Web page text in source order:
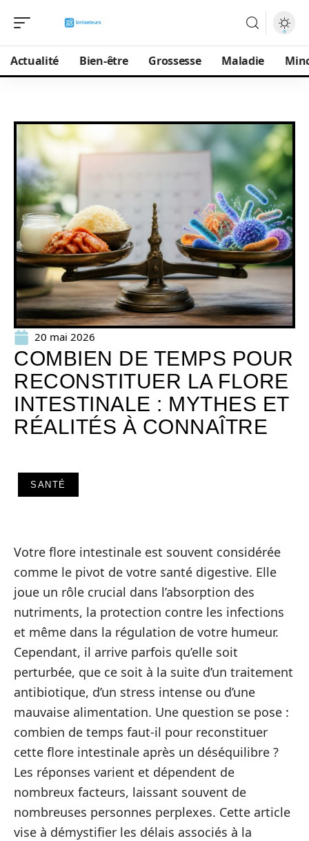
Actualité Bien-être Grossesse Maladie
20 mai 2026
COMBIEN DE TEMPS POUR
RECONSTITUER LA FLORE
INTESTINALE : MYTHES ET
RÉALITÉS À CONNAÎTRE
SANTÉ
Votre flore intestinale est souvent considérée
comme le pivot de votre santé digestive. Elle
joue un rôle crucial dans l’absorption des
nutriments, la protection contre les infections
et même dans la régulation de votre humeur.
Cependant, il arrive parfois qu’elle soit
perturbée, que ce soit à la suite d’un traitement
antibiotique, d’un stress intense ou d’une
mauvaise alimentation. Une question se pose :
combien de temps faut-il pour reconstituer
cette flore intestinale après un déséquilibre ?
Les réponses varient et dépendent de
nombreux facteurs, laissant souvent de
nombreuses personnes perplexes. Cette article
vise à démystifier les délais associés à la